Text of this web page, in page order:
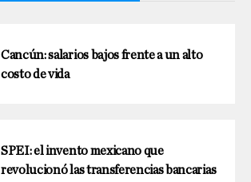
Cancún: salarios bajos frente a un alto
costo de vida
SPEI: el invento mexicano que
revolucionó las transferencias bancarias